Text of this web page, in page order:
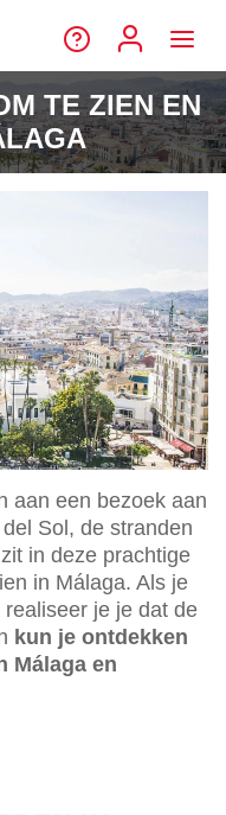
TE ZIEN EN
aan een bezoek aan
Sol, de stranden
in deze prachtige
in Málaga. Als je
je je dat de
kun je ontdekken
Málaga en